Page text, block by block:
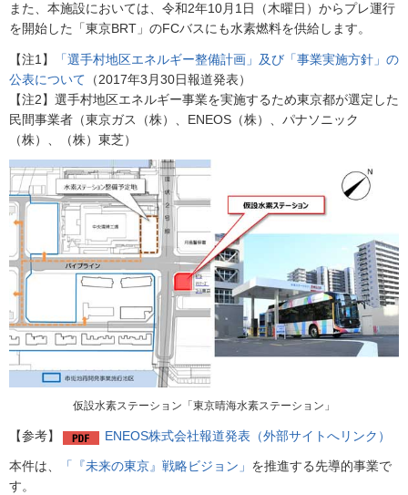
また、本施設においては、令和2年10月1日（木曜日）からプレ運行
を開始した「東京BRT」のFCバスにも水素燃料を供給します。
【注1】
「選手村地区エネルギー整備計画」及び「事業実施方針」の
公表について （2017年3月30日報道発表）
【注2】選手村地区エネルギー事業を実施するため東京都が選定した
民間事業者（東京ガス（株）、ENEOS（株）、パナソニック
（株）、（株）東芝）
仮設水素ステーション「東京晴海水素ステーション」
【参考】 ENEOS株式会社報道発表（外部サイトへリンク）
本件は、 「『未来の東京』戦略ビジョン」 を推進する先導的事業で
す。